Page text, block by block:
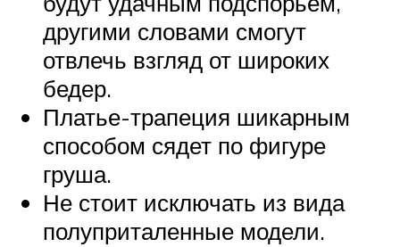
другими словами смогут
отвлечь взгляд от широких
бедер.
Платье-трапеция шикарным
способом сядет по фигуре
груша.
Не стоит исключать из вида
полуприталенные модели.